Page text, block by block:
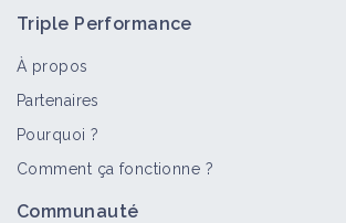
Triple Performance
À propos
Partenaires
Pourquoi ?
Comment ça fonctionne ?
Communauté